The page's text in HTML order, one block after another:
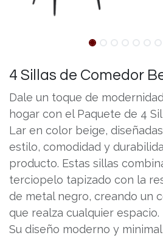
4 Sillas de Comedor
Dale un toque de
hogar con el Paquete de 4
Lar en color beige,
estilo, comodidad y
producto. Estas sillas
terciopelo tapizado con la
de metal negro, creando un
que realza cualquier espacio.
Su diseño moderno y